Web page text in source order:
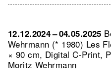
12.12.2024 – 04.05.2025
Wehrmann (* 1980) Les
× 90 cm, Digital C-Print,
Moritz Wehrmann